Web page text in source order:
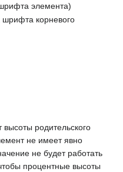
элемента)
шрифта корневого
высоты родительского
не имеет явно
не будет работать
процентные высоты